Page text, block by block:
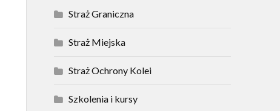
Straż Graniczna
Straż Miejska
Straż Ochrony Kolei
Szkolenia i kursy